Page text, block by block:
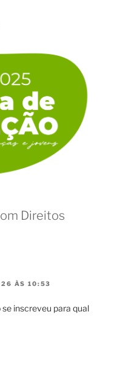
Direitos
ÀS 10:53
inscreveu para qual